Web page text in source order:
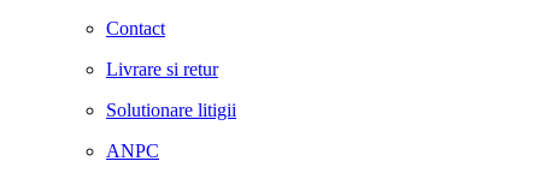
Contact
Livrare si retur
Solutionare litigii
ANPC